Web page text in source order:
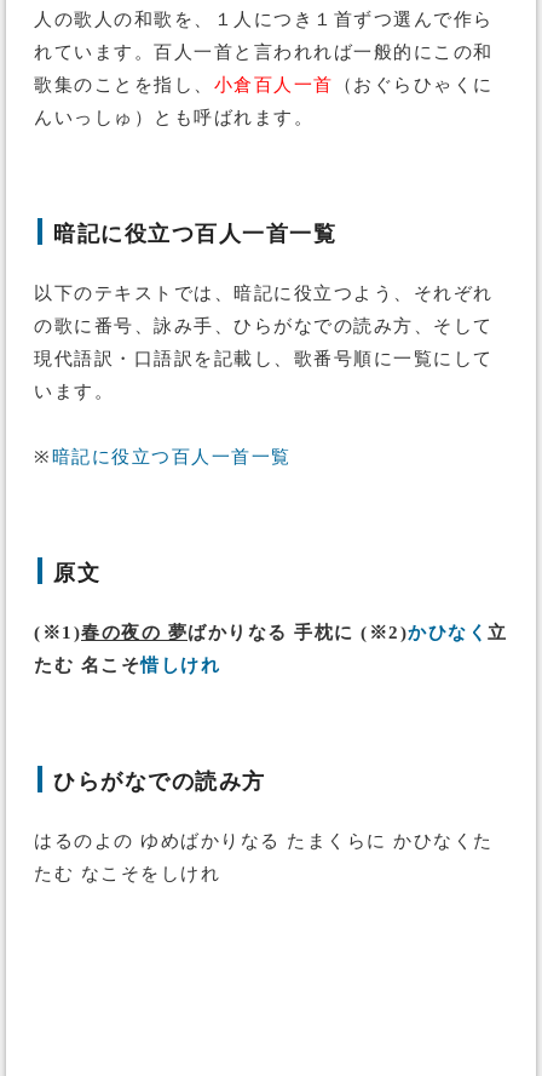
人の歌人の和歌を、１人につき１首ずつ選んで作ら
れています。百人一首と言われれば一般的にこの和
歌集のことを指し、 小倉百人一首 （おぐらひゃくに
んいっしゅ）とも呼ばれます。
暗記に役立つ百人一首一覧
以下のテキストでは、暗記に役立つよう、それぞれ
の歌に番号、詠み手、ひらがなでの読み方、そして
現代語訳・口語訳を記載し、歌番号順に一覧にして
います。
※ 暗記に役立つ百人一首一覧
原文
(※1)春の夜の 夢ばかりなる 手枕に (※2)かひなく 立
たむ 名こそ惜しけれ
ひらがなでの読み方
はるのよの ゆめばかりなる たまくらに かひなくた
たむ なこそをしけれ